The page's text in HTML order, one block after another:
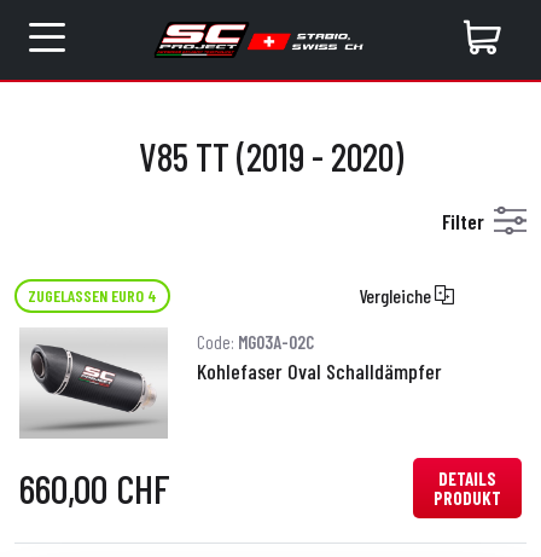
V85 TT (2019 - 2020)
Filter
ZUGELASSEN EURO 4 Vergleiche
Code: MG03A-02C
Kohlefaser Oval Schalldämpfer
660,00 CHF
DETAILS
PRODUKT